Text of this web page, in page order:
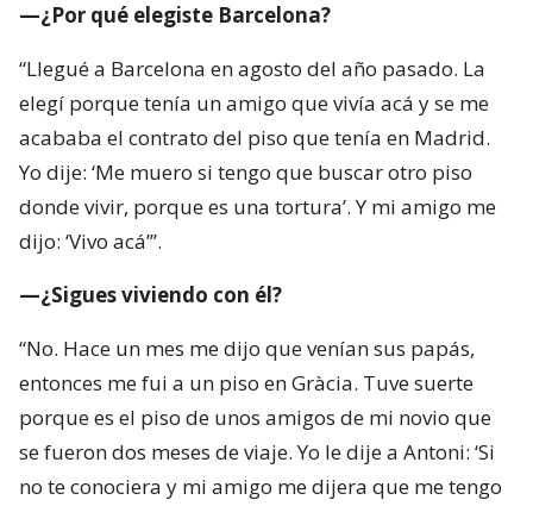
—¿Por qué elegiste Barcelona?
“Llegué a Barcelona en agosto del año pasado. La
elegí porque tenía un amigo que vivía acá y se me
acababa el contrato del piso que tenía en Madrid.
Yo dije: ‘Me muero si tengo que buscar otro piso
donde vivir, porque es una tortura’. Y mi amigo me
dijo: ‘Vivo acá’”.
—¿Sigues viviendo con él?
“No. Hace un mes me dijo que venían sus papás,
entonces me fui a un piso en Gràcia. Tuve suerte
porque es el piso de unos amigos de mi novio que
se fueron dos meses de viaje. Yo le dije a Antoni: ‘Si
no te conociera y mi amigo me dijera que me tengo